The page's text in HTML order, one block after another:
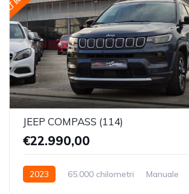
JEEP COMPASS (114)
€22.990,00
2023 65.000 chilometri Manuale